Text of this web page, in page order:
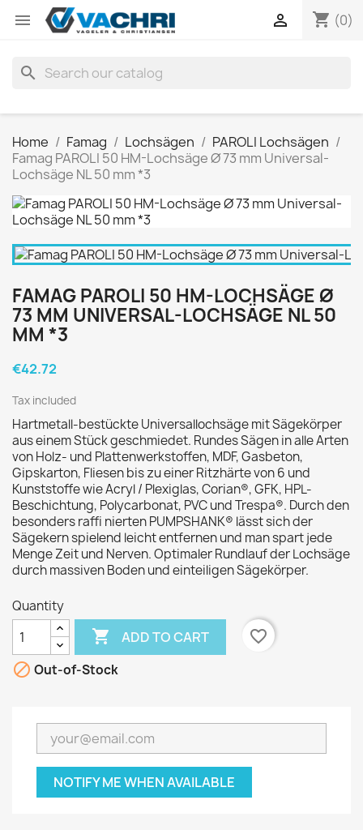
 shopping_cart (0)

search
Home Famag Lochsägen
PAROLI Lochsägen
Famag PAROLI 50 HM-Lochsäge Ø 73 mm Universal-
Lochsäge NL 50 mm *3
FAMAG PAROLI 50 HM-LOCHSÄGE Ø
73 MM UNIVERSAL-LOCHSÄGE NL 50
MM *3
€42.72
Tax included
Hartmetall-bestückte Universallochsäge mit Sägekörper
aus einem Stück geschmiedet. Rundes Sägen in alle Arten
von Holz- und Plattenwerkstoffen, MDF, Gasbeton,
Gipskarton, Fliesen bis zu einer Ritzhärte von 6 und
Kunststoffe wie Acryl / Plexiglas, Corian®, GFK, HPL-
Beschichtung, Polycarbonat, PVC und Trespa®. Durch den
besonders raffi nierten PUMPSHANK® lässt sich der
Sägekern spielend leicht entfernen und man spart jede
Menge Zeit und Nerven. Optimaler Rundlauf der Lochsäge
durch massiven Boden und einteiligen Sägekörper.
Quantity
 ADD TO CART
favorite_border
 Out-of-Stock
NOTIFY ME WHEN AVAILABLE